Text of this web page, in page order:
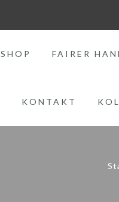
SHOP FAIRER
KONTAKT